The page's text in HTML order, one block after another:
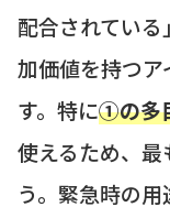
配合されてい
加価値を持つ
す。特に①の多
使えるため、最
う。緊急時の